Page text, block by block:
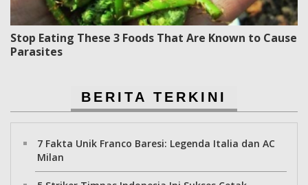
Stop Eating These 3 Foods That Are Known to Cause
Parasites
BERITA TERKINI
7 Fakta Unik Franco Baresi: Legenda Italia dan AC
Milan